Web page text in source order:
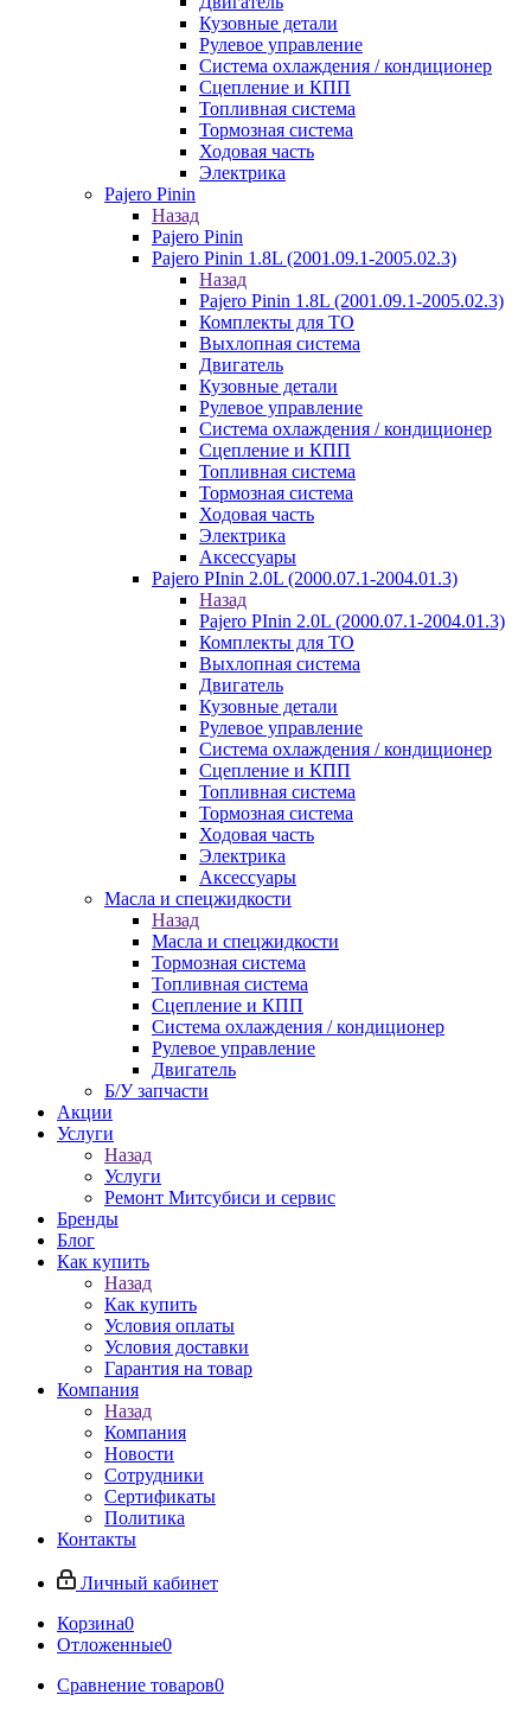
Кузовные детали
Рулевое управление
Система охлаждения / кондиционер
Сцепление и КПП
Топливная система
Тормозная система
Ходовая часть
Электрика
Pajero Pinin
Назад
Pajero Pinin
Pajero Pinin 1.8L (2001.09.1-2005.02.3)
Назад
Pajero Pinin 1.8L (2001.09.1-2005.02.3)
Комплекты для ТО
Выхлопная система
Двигатель
Кузовные детали
Рулевое управление
Система охлаждения / кондиционер
Сцепление и КПП
Топливная система
Тормозная система
Ходовая часть
Электрика
Аксессуары
Pajero PInin 2.0L (2000.07.1-2004.01.3)
Назад
Pajero PInin 2.0L (2000.07.1-2004.01.3)
Комплекты для ТО
Выхлопная система
Двигатель
Кузовные детали
Рулевое управление
Система охлаждения / кондиционер
Сцепление и КПП
Топливная система
Тормозная система
Ходовая часть
Электрика
Аксессуары
Масла и спецжидкости
Назад
Масла и спецжидкости
Тормозная система
Топливная система
Сцепление и КПП
Система охлаждения / кондиционер
Рулевое управление
Двигатель
Б/У запчасти
Акции
Услуги
Назад
Услуги
Ремонт Митсубиси и сервис
Бренды
Блог
Как купить
Назад
Как купить
Условия оплаты
Условия доставки
Гарантия на товар
Компания
Назад
Компания
Новости
Сотрудники
Сертификаты
Политика
Контакты
Личный кабинет
Корзина0
Отложенные0
Сравнение товаров0